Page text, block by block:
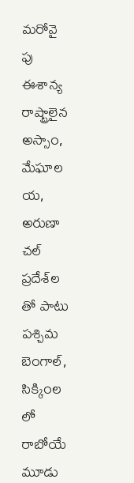
మరోవై
పు
ఈశాన్య
రాష్ట్రాలైన
అస్సాం,
మేఘాల
య,
అరుణా
చల్
ప్రదేశ్‌ల
తో పాటు
పశ్చిమ
బెంగాల్,
సిక్కింల
లో
రాబోయే
మూడు